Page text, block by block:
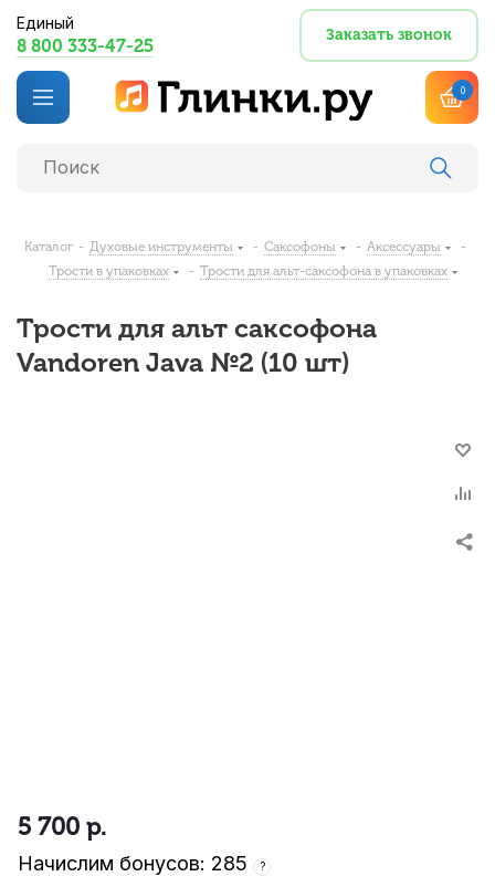
Единый
8 800 333-47-25
Заказать звонок
0
Каталог - Духовые инструменты - Саксофоны - Аксессуары
-
Трости в упаковках
- Трости для альт-саксофона в упаковках
Трости для альт саксофона
Vandoren Java №2 (10 шт)
5 700 р.
Начислим бонусов: 285 ?